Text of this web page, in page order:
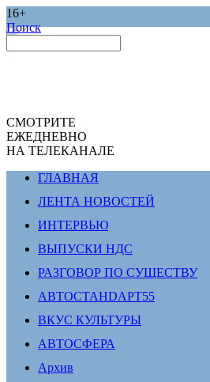
16+
Поиск
СМОТРИТЕ
ЕЖЕДНЕВНО
НА ТЕЛЕКАНАЛЕ
ГЛАВНАЯ
ЛЕНТА НОВОСТЕЙ
ИНТЕРВЬЮ
ВЫПУСКИ НДС
РАЗГОВОР ПО СУЩЕСТВУ
АВТОСТАНDАРТ55
ВКУС КУЛЬТУРЫ
АВТОСФЕРА
Архив